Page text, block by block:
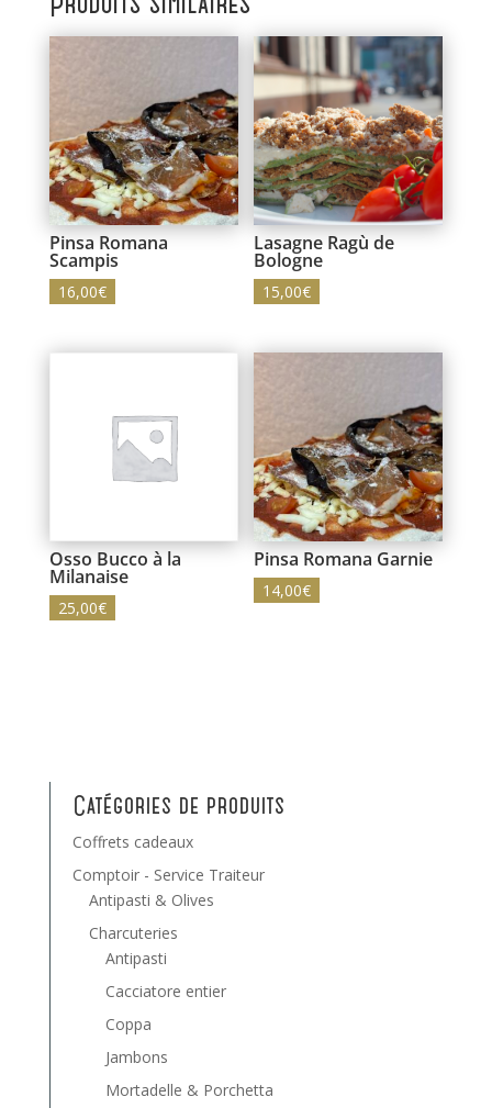
Pinsa Romana
Scampis
16,00€
Lasagne Ragù de
Bologne
15,00€
Osso Bucco à la
Milanaise
25,00€
Pinsa Romana Garnie
14,00€
Catégories de produits
Coffrets cadeaux
Comptoir - Service Traiteur
Antipasti & Olives
Charcuteries
Antipasti
Cacciatore entier
Coppa
Jambons
Mortadelle & Porchetta